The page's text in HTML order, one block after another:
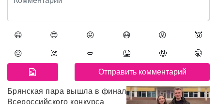
😀 😍 😛 😷 😡 👿
😖 💩 💋 🤮 🤑 🤫
Брянская пара вышла в финал
Всероссийского конкурса